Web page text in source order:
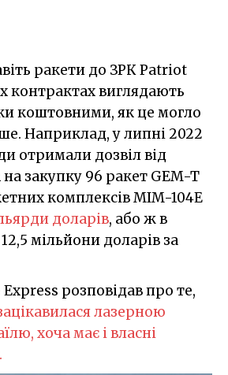
ракети до ЗРК Patriot
контрактах виглядають
коштовними, як це могло
Наприклад, у липні 2022
отримали дозвіл від
закупку 96 ракет GEM-T
комплексів MIM-104E
доларів, або ж в
мільйони доларів за
розповідав про те,
лазерною
хоча має і власні